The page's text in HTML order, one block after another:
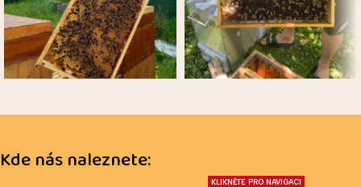
Kde nás naleznete:
KLIKNĚTE PRO NAVIGACI